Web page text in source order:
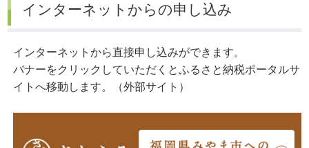
インターネットからの申し込み
インターネットから直接申し込みができます。
バナーをクリックしていただくとふるさと納税ポータルサ
イトへ移動します。（外部サイト）